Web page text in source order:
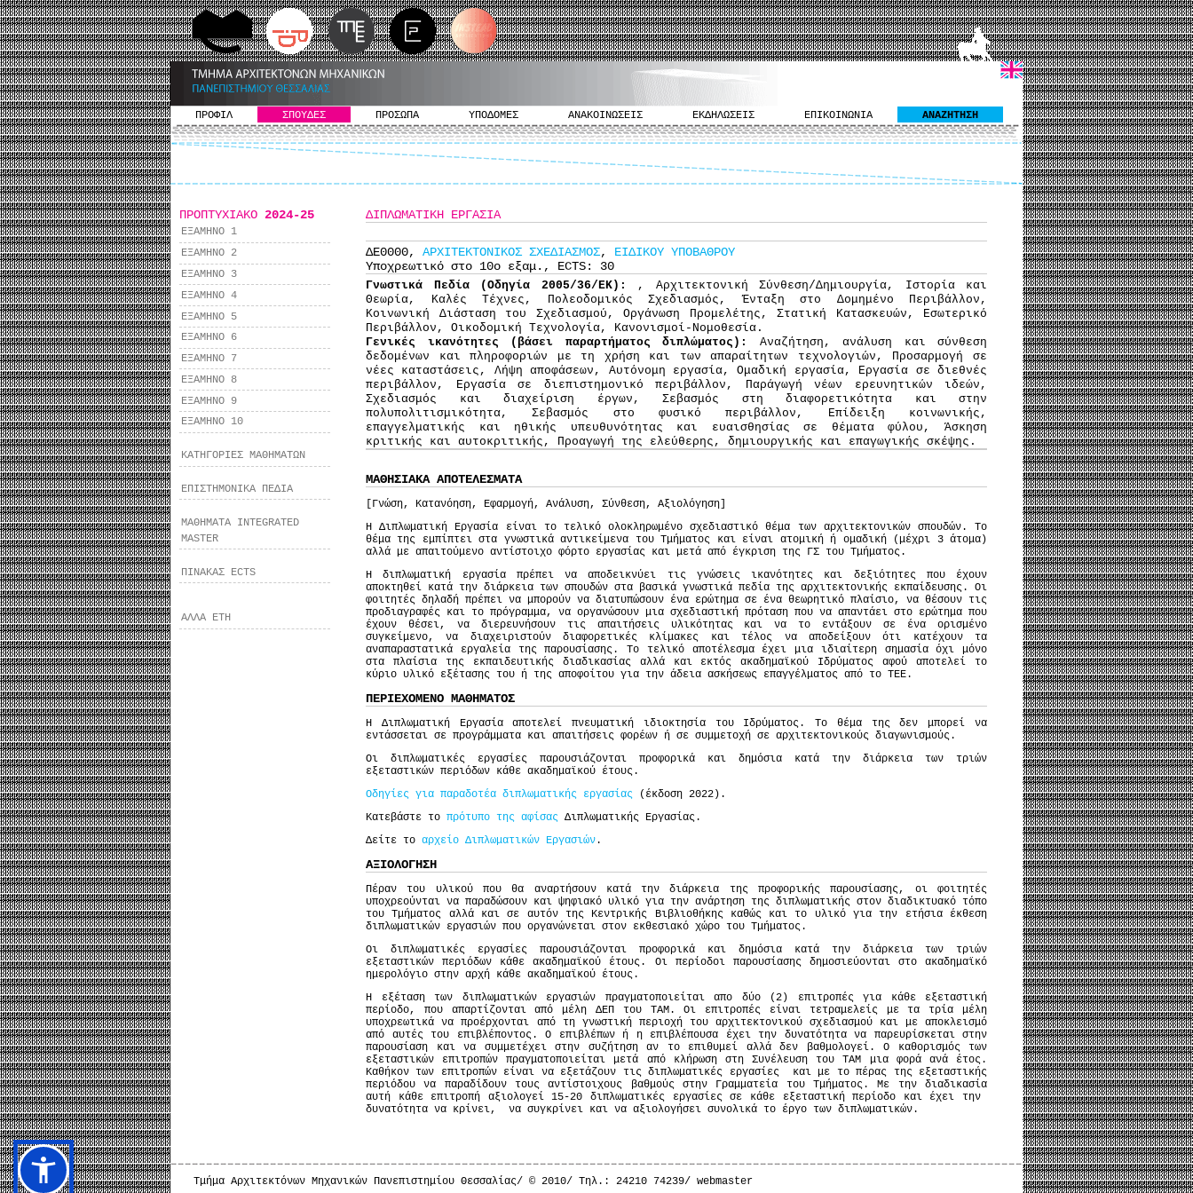
ΠΡΟΦΙΛ ΣΠΟΥΔΕΣ ΠΡΟΣΩΠΑ ΥΠΟΔΟΜΕΣ ΑΝΑΚΟΙΝΩΣΕΙΣ ΕΚΔΗΛΩΣΕΙΣ ΕΠΙΚΟΙΝΩΝΙΑ ΑΝΑΖΗΤΗΣΗ
ΠΡΟΠΤΥΧΙΑΚΟ 2024-25
ΕΞΑΜΗΝΟ 1
ΕΞΑΜΗΝΟ 2
ΕΞΑΜΗΝΟ 3
ΕΞΑΜΗΝΟ 4
ΕΞΑΜΗΝΟ 5
ΕΞΑΜΗΝΟ 6
ΕΞΑΜΗΝΟ 7
ΕΞΑΜΗΝΟ 8
ΕΞΑΜΗΝΟ 9
ΕΞΑΜΗΝΟ 10
ΚΑΤΗΓΟΡΙΕΣ ΜΑΘΗΜΑΤΩΝ
ΕΠΙΣΤΗΜΟΝΙΚΑ ΠΕΔΙΑ
ΜΑΘΗΜΑΤΑ INTEGRATED
MASTER
ΠΙΝΑΚΑΣ ECTS
ΑΛΛΑ ΕΤΗ
ΔΙΠΛΩΜΑΤΙΚΗ ΕΡΓΑΣΙΑ
ΔΕ0000, ΑΡΧΙΤΕΚΤΟΝΙΚΟΣ ΣΧΕΔΙΑΣΜΟΣ, ΕΙΔΙΚΟΥ ΥΠΟΒΑΘΡΟΥ
Υποχρεωτικό στο 10ο εξαμ., ECTS: 30
Γνωστικά Πεδία (Οδηγία 2005/36/ΕΚ):
, Αρχιτεκτονική Σύνθεση/Δημιουργία, Ιστορία και
Θεωρία, Καλές Τέχνες, Πολεοδομικός Σχεδιασμός, Ένταξη στο Δομημένο Περιβάλλον,
Κοινωνική Διάσταση του Σχεδιασμού, Οργάνωση Προμελέτης, Στατική Κατασκευών, Εσωτερικό
Περιβάλλον, Οικοδομική Τεχνολογία, Κανονισμοί-Νομοθεσία.
Γενικές ικανότητες (βάσει παραρτήματος διπλώματος): Αναζήτηση, ανάλυση και σύνθεση
δεδομένων και πληροφοριών με τη χρήση και των απαραίτητων τεχνολογιών, Προσαρμογή σε
νέες καταστάσεις, Λήψη αποφάσεων, Αυτόνομη εργασία, Ομαδική εργασία, Εργασία σε διεθνές
περιβάλλον, Εργασία σε διεπιστημονικό περιβάλλον, Παράγωγή νέων ερευνητικών ιδεών,
Σχεδιασμός και διαχείριση έργων, Σεβασμός στη διαφορετικότητα και στην
πολυπολιτισμικότητα, Σεβασμός στο φυσικό περιβάλλον, Επίδειξη κοινωνικής,
επαγγελματικής και ηθικής υπευθυνότητας και ευαισθησίας σε θέματα φύλου, Άσκηση
κριτικής και αυτοκριτικής, Προαγωγή της ελεύθερης, δημιουργικής και επαγωγικής σκέψης.
ΜΑΘΗΣΙΑΚΑ ΑΠΟΤΕΛΕΣΜΑΤΑ
[Γνώση, Κατανόηση, Εφαρμογή, Ανάλυση, Σύνθεση, Αξιολόγηση]
Η Διπλωματική Εργασία είναι το τελικό ολοκληρωμένο σχεδιαστικό θέμα των αρχιτεκτονικών σπουδών. Το
θέμα της εμπίπτει στα γνωστικά αντικείμενα του Τμήματος και είναι ατομική ή ομαδική (μέχρι 3 άτομα)
αλλά με απαιτούμενο αντίστοιχο φόρτο εργασίας και μετά από έγκριση της ΓΣ του Τμήματος.
Η διπλωματική εργασία πρέπει να αποδεικνύει τις γνώσεις ικανότητες και δεξιότητες που έχουν
αποκτηθεί κατά την διάρκεια των σπουδών στα βασικά γνωστικά πεδία της αρχιτεκτονικής εκπαίδευσης. Οι
φοιτητές δηλαδή πρέπει να μπορούν να διατυπώσουν ένα ερώτημα σε ένα θεωρητικό πλαίσιο, να θέσουν τις
προδιαγραφές και το πρόγραμμα, να οργανώσουν μια σχεδιαστική πρόταση που να απαντάει στο ερώτημα που
έχουν θέσει, να διερευνήσουν τις απαιτήσεις υλικότητας και να το εντάξουν σε ένα ορισμένο
συγκείμενο, να διαχειριστούν διαφορετικές κλίμακες και τέλος να αποδείξουν ότι κατέχουν τα
αναπαραστατικά εργαλεία της παρουσίασης. Το τελικό αποτέλεσμα έχει μια ιδιαίτερη σημασία όχι μόνο
στα πλαίσια της εκπαιδευτικής διαδικασίας αλλά και εκτός ακαδημαϊκού Ιδρύματος αφού αποτελεί το
κύριο υλικό εξέτασης του ή της αποφοίτου για την άδεια ασκήσεως επαγγέλματος από το ΤΕΕ.
ΠΕΡΙΕΧΟΜΕΝΟ ΜΑΘΗΜΑΤΟΣ
Η Διπλωματική Εργασία αποτελεί πνευματική ιδιοκτησία του Ιδρύματος. Το θέμα της δεν μπορεί να
εντάσσεται σε προγράμματα και απαιτήσεις φορέων ή σε συμμετοχή σε αρχιτεκτονικούς διαγωνισμούς.
Οι διπλωματικές εργασίες παρουσιάζονται προφορικά και δημόσια κατά την διάρκεια των τριών
εξεταστικών περιόδων κάθε ακαδημαϊκού έτους.
Oδηγίες για παραδοτέα διπλωματικής εργασίας (έκδοση 2022).
Κατεβάστε το πρότυπο της αφίσας Διπλωματικής Εργασίας.
Δείτε το αρχείο Διπλωματικών Εργασιών.
ΑΞΙΟΛΟΓΗΣΗ
Πέραν του υλικού που θα αναρτήσουν κατά την διάρκεια της προφορικής παρουσίασης, οι φοιτητές
υποχρεούνται να παραδώσουν και ψηφιακό υλικό για την ανάρτηση της διπλωματικής στον διαδικτυακό τόπο
του Τμήματος αλλά και σε αυτόν της Κεντρικής Βιβλιοθήκης καθώς και το υλικό για την ετήσια έκθεση
διπλωματικών εργασιών που οργανώνεται στον εκθεσιακό χώρο του Τμήματος.
Οι διπλωματικές εργασίες παρουσιάζονται προφορικά και δημόσια κατά την διάρκεια των τριών
εξεταστικών περιόδων κάθε ακαδημαϊκού έτους. Οι περίοδοι παρουσίασης δημοσιεύονται στο ακαδημαϊκό
ημερολόγιο στην αρχή κάθε ακαδημαϊκού έτους.
Η εξέταση των διπλωματικών εργασιών πραγματοποιείται απο δύο (2) επιτροπές για κάθε εξεταστική
περίοδο, που απαρτίζονται από μέλη ΔΕΠ του ΤΑΜ. Οι επιτροπές είναι τετραμελείς με τα τρία μέλη
υποχρεωτικά να προέρχονται από τη γνωστική περιοχή του αρχιτεκτονικού σχεδιασμού και με αποκλεισμό
από αυτές του επιβλέποντος. Ο επιβλέπων ή η επιβλέπουσα έχει την δυνατότητα να παρευρίσκεται στην
παρουσίαση και να συμμετέχει στην συζήτηση αν το επιθυμεί αλλά δεν βαθμολογεί. Ο καθορισμός των
εξεταστικών επιτροπών πραγματοποιείται μετά από κλήρωση στη Συνέλευση του ΤΑΜ μια φορά ανά έτος.
Καθήκον των επιτροπών είναι να εξετάζουν τις διπλωματικές εργασίες και με το πέρας της εξεταστικής
περιόδου να παραδίδουν τους αντίστοιχους βαθμούς στην Γραμματεία του Τμήματος. Με την διαδικασία
αυτή κάθε επιτροπή αξιολογεί 15-20 διπλωματικές εργασίες σε κάθε εξεταστική περίοδο και έχει την
δυνατότητα να κρίνει, να συγκρίνει και να αξιολογήσει συνολικά το έργο των διπλωματικών.
Τμήμα Αρχιτεκτόνων Μηχανικών Πανεπιστημίου Θεσσαλίας/ © 2010/ Τηλ.: 24210 74239/ webmaster